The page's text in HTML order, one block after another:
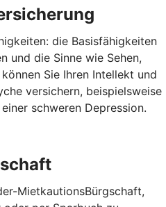
die Basisfähigkeiten
und die Sinne wie Sehen,
Sie Ihren Intellekt und
versichern, beispielsweise
schweren Depression.
MietkautionsBürgschaft,